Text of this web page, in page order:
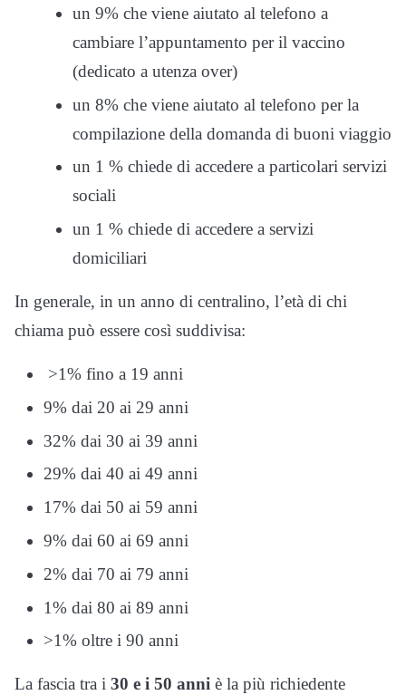
un 9% che viene aiutato al telefono a
cambiare l’appuntamento per il vaccino
(dedicato a utenza over)
un 8% che viene aiutato al telefono per la
compilazione della domanda di buoni viaggio
un 1 % chiede di accedere a particolari servizi
sociali
un 1 % chiede di accedere a servizi
domiciliari
In generale, in un anno di centralino, l’età di chi
chiama può essere così suddivisa:
>1% fino a 19 anni
9% dai 20 ai 29 anni
32% dai 30 ai 39 anni
29% dai 40 ai 49 anni
17% dai 50 ai 59 anni
9% dai 60 ai 69 anni
2% dai 70 ai 79 anni
1% dai 80 ai 89 anni
>1% oltre i 90 anni
La fascia tra i 30 e i 50 anni è la più richiedente